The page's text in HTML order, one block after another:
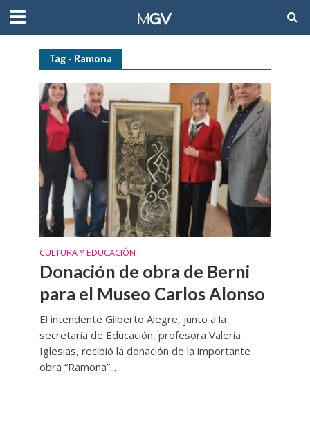
Tag - Ramona
CULTURA Y EDUCACIÓN
Donación de obra de Berni
para el Museo Carlos Alonso
El intendente Gilberto Alegre, junto a la
secretaria de Educación, profesora Valeria
Iglesias, recibió la donación de la importante
obra “Ramona”...